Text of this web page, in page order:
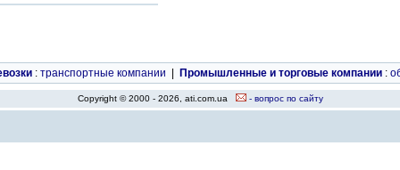
: транспортные компании Промышленные и торговые компании :
Copyright © 2000 - 2026, ati.com.ua - вопрос по сайту